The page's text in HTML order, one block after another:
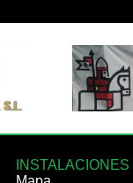
INSTALACIONES